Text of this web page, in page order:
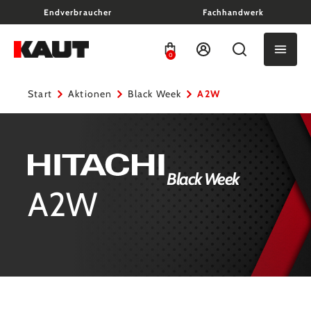
springenEndverbraucher Fachhandwerk
0
Start Aktionen Black Week A2W
Black Week
A2W